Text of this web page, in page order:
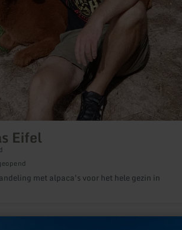
Eifel
met alpaca's voor het hele gezin in